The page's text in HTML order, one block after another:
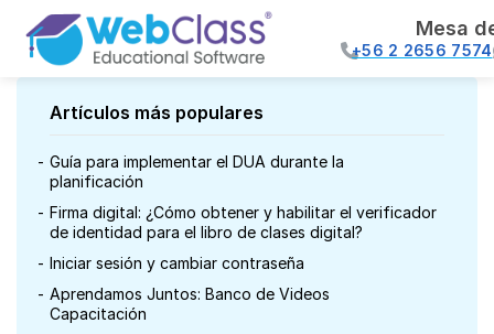
Mesa
+56 2 2656 7574
Artículos más populares
Guía para implementar el DUA durante la
planificación
Firma digital: ¿Cómo obtener y habilitar el verificador
de identidad para el libro de clases digital?
Iniciar sesión y cambiar contraseña
Aprendamos Juntos: Banco de Videos
Capacitación